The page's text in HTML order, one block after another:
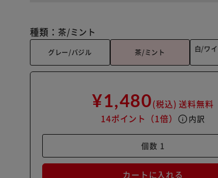
種類： 茶/ミント
グレー/バジル 茶/ミント
白/ワ
¥1,480(税込) 送料無料
14ポイント （1倍） info 内訳
カートに入れる